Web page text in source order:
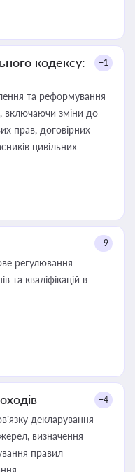
кодексу:
+1
та реформування
включаючи зміни до
прав, договірних
цивільних
+9
регулювання
та кваліфікацій в
+4
декларування
визначення
правил